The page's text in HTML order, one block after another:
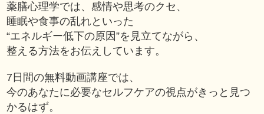
薬膳心理学では、感情や思考のクセ、
睡眠や食事の乱れといった
“エネルギー低下の原因”を見立てながら、
整える方法をお伝えしています。
7日間の無料動画講座では、
今のあなたに必要なセルフケアの視点がきっと見つ
かるはず。